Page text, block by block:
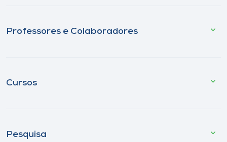
Professores e Colaboradores
Cursos
Pesquisa